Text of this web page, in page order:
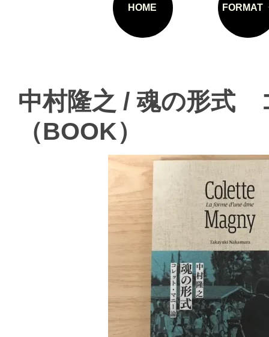
HOME FORMAT
中村隆之 / 魂の形式
（BOOK）